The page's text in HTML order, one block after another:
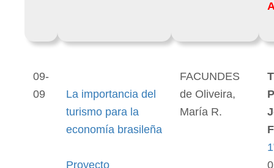
09-
09
La importancia del
turismo para la
economía brasileña
Proyecto
FACUNDES
de Oliveira,
María R.
1